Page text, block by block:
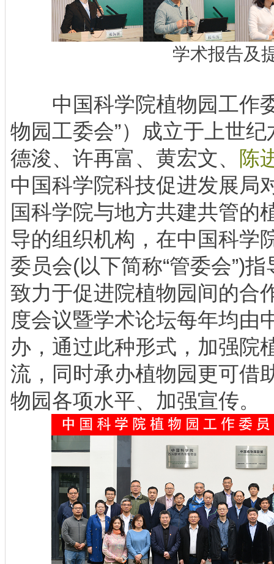
学术报告及
中国科学院植物园工作委
物园工委会”）成立于上世
德浚、许再富、黄宏文、
陈
中国科学院科技促进发展局
国科学院与地方共建共管的
导的组织机构，在中国科学
委员会(以下简称“管委会”)
致力于促进院植物园间的合
度会议暨学术论坛每年均由
办，通过此种形式，加强院
流，同时承办植物园更可借
物园各项水平、加强宣传。